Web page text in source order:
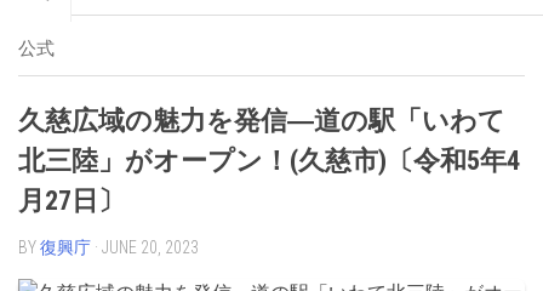
公式
久慈広域の魅力を発信―道の駅「いわて
北三陸」がオープン！(久慈市)〔令和5年4
月27日〕
BY復興庁 · JUNE 20, 2023